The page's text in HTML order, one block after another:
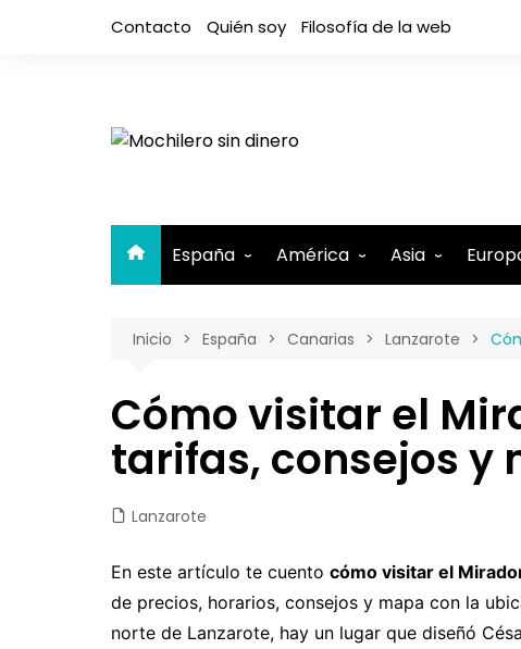
Contacto Quién soy Filosofía de la web
España
Aragón
Canarias
El Hierro
Lanzarote
Gran Canaria
La Palma
Cantabria
Castilla y León
Castilla-La Mancha
Cataluña
América
Belice
Brasil
Canadá
Colombia
Costa Rica
Asia
Filipinas
Indonesia
Israel y
Jordania
Laos
Inicio España Canarias Lanzarote
Cómo visitar el
tarifas, consejos y
Lanzarote
En este artículo te cuento cómo visitar el
de precios, horarios, consejos y mapa con la
norte de Lanzarote, hay un lugar que diseñó